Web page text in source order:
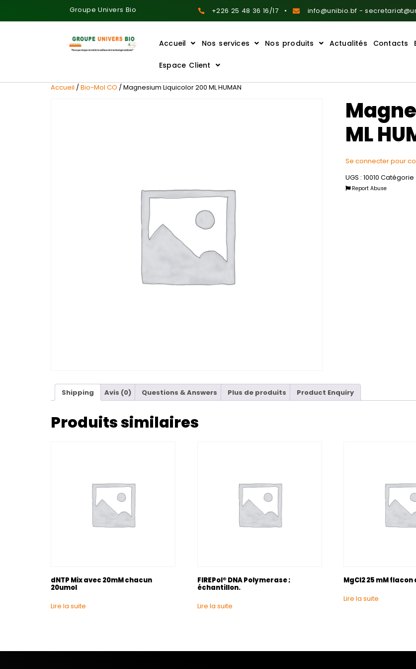
Groupe Univers Bio +226 25 48 36 16/17 info@unibio.bf -
Accueil Nos services Nos produits Actualités Contacts
Espace Client
Accueil /Bio-Mol CO / Magnesium Liquicolor 200 ML HUMAN
ML
Se connecter pour
UGS : 10010 Catégorie :
Report Abuse
Shipping Avis (0) Questions & Answers Plus de produits Product Enquiry
Produits similaires
dNTP Mix avec 20mM chacun
20umol
Lire la suite
FIREPol® DNA Polymerase ;
échantillon.
Lire la suite
MgCl2 25 mM flacon
Lire la suite